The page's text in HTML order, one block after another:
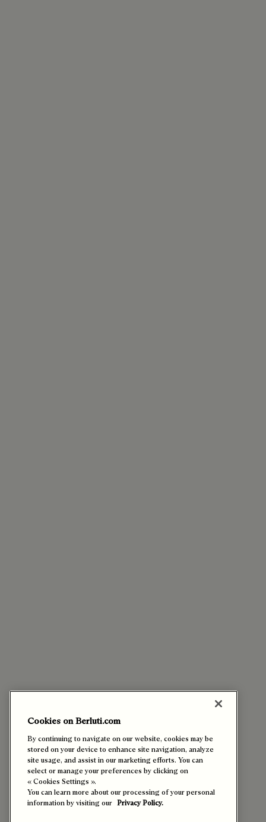
Cookies on Berluti.com
By continuing to navigate on our website, cookies may be
stored on your device to enhance site navigation, analyze
site usage, and assist in our marketing efforts. You can
select or manage your preferences by clicking on
« Cookies Settings ».
You can learn more about our processing of your personal
information by visiting our Privacy Policy.